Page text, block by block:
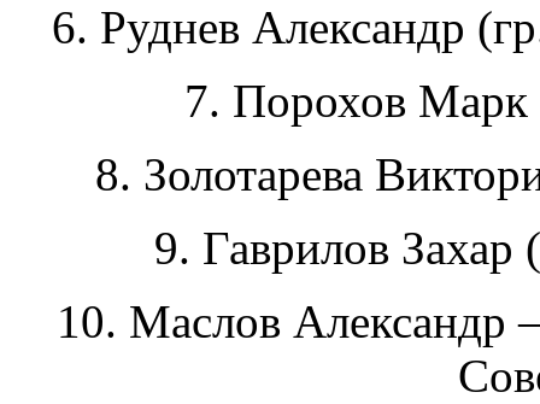
6. Руднев Александр
7. Порохов
8. Золотарева
9. Гаврилов Захар
10. Маслов Александр